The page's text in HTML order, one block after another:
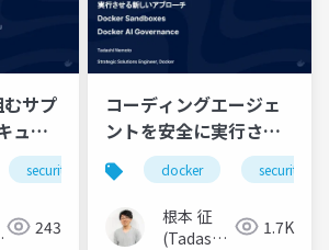
サプ
ュリ
本か
」
security
243
コーディングエージェ
ントを安全に実行させ
る新しいアプローチ 〜
Docker Sandboxes・
AI Governance〜
docker security
根本 征
(Tadashi
1.7K